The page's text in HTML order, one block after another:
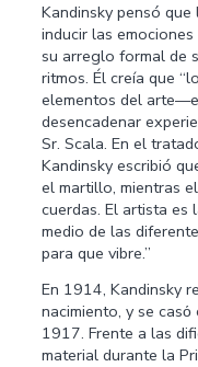
Kandinsky pensó
inducir las
su arreglo formal de
ritmos. Él creía que
elementos del
desencadenar
Sr. Scala. En el
Kandinsky escribió
el martillo, mientras
cuerdas. El artista es
medio de las
para que vibre.”
En 1914, Kandinsky
nacimiento, y se
1917. Frente a las
material durante la